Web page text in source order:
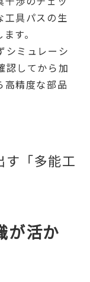
工具パスの生
す。
シミュレーシ
認してから加
高精度な部品
す「多能工
が活か